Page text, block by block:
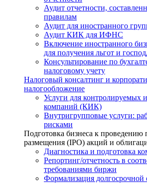
Аудит отчетности,
правилам
Аудит для иностранного
Аудит КИК для ИФНС
Включение иностранного
для получения льгот и
Консультирование по
налоговому учету
Налоговый консалтинг и
налогообложение
Услуги для контролируемых
компаний (КИК)
Внутригрупповые услуги:
рисками
Подготовка бизнеса к проведению
размещения (IPO) акций и
Диагностика и подготовка
Репортинг/отчетность в
требованиями биржи
Формализация долгосрочной